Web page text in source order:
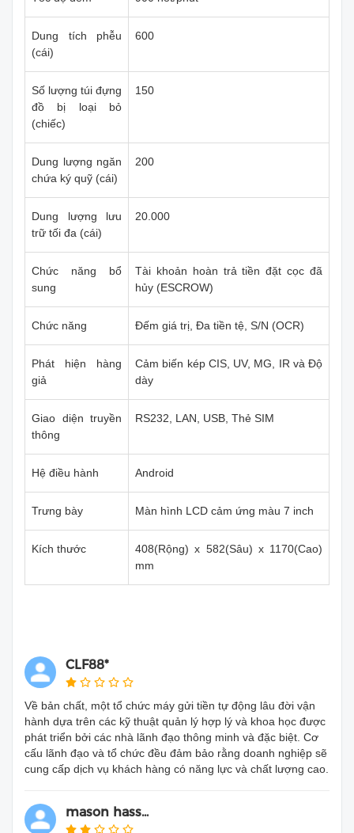
Dung tích phễu
(cái)
600
Số lượng túi đựng
đồ bị loại bỏ
(chiếc)
150
Dung lượng ngăn
chứa ký quỹ (cái)
200
Dung lượng lưu
trữ tối đa (cái)
20.000
Chức năng bổ
sung
Tài khoản hoàn trả tiền đặt cọc đã
hủy (ESCROW)
Chức năng Đếm giá trị, Đa tiền tệ, S/N (OCR)
Phát hiện hàng
giả
Cảm biến kép CIS, UV, MG, IR và Độ
dày
Giao diện truyền
thông
RS232, LAN, USB, Thẻ SIM
Hệ điều hành Android
Trưng bày Màn hình LCD cảm ứng màu 7 inch
Kích thước
408(Rộng) x 582(Sâu) x 1170(Cao)
mm
CLF88*
Về bản chất, một tổ chức máy gửi tiền tự động lâu đời vận
hành dựa trên các kỹ thuật quản lý hợp lý và khoa học được
phát triển bởi các nhà lãnh đạo thông minh và đặc biệt. Cơ
cấu lãnh đạo và tổ chức đều đảm bảo rằng doanh nghiệp sẽ
cung cấp dịch vụ khách hàng có năng lực và chất lượng cao.
mason hass...